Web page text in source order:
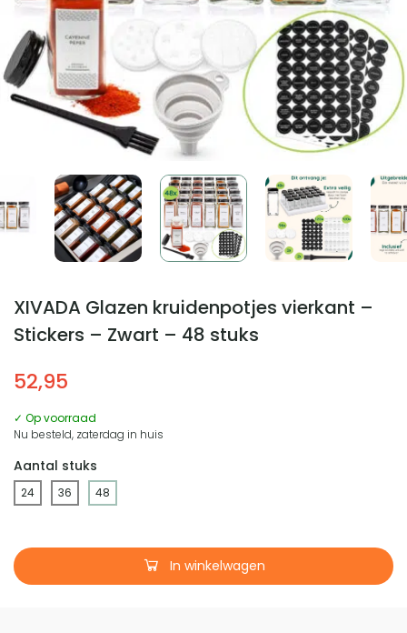
XIVADA Glazen kruidenpotjes vierkant –
Stickers – Zwart – 48 stuks
52,95
✓ Op voorraad
Nu besteld, zaterdag in huis
Aantal stuks
24 36 48
In winkelwagen